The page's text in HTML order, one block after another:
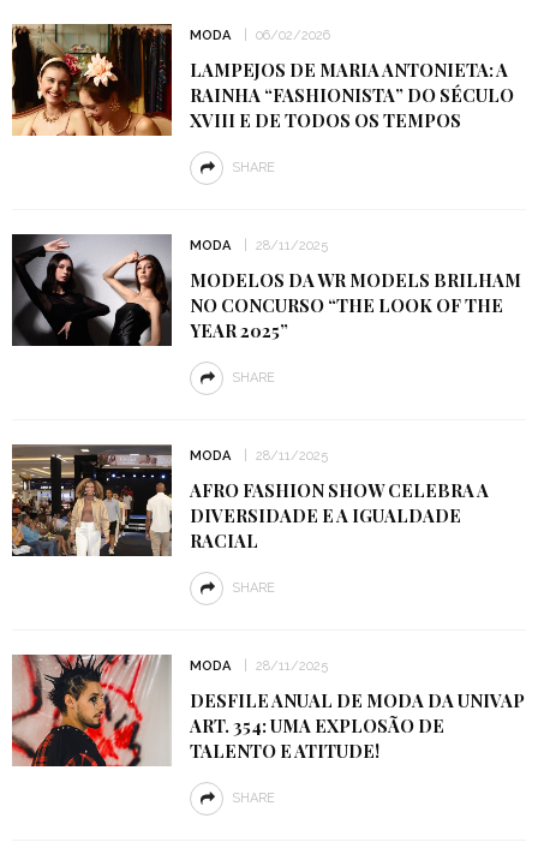
MODA 06/02/2026
LAMPEJOS DE MARIA ANTONIETA: A
RAINHA “FASHIONISTA” DO SÉCULO
XVIII E DE TODOS OS TEMPOS
SHARE
MODA 28/11/2025
MODELOS DA WR MODELS BRILHAM
NO CONCURSO “THE LOOK OF THE
YEAR 2025”
SHARE
MODA 28/11/2025
AFRO FASHION SHOW CELEBRA A
DIVERSIDADE E A IGUALDADE
RACIAL
SHARE
MODA 28/11/2025
DESFILE ANUAL DE MODA DA UNIVAP
ART. 354: UMA EXPLOSÃO DE
TALENTO E ATITUDE!
SHARE